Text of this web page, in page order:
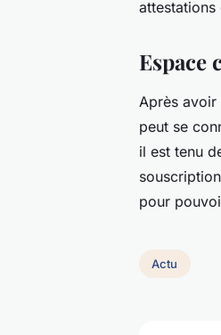
Espace
Après
peut se
il est tenu
pour
Actu